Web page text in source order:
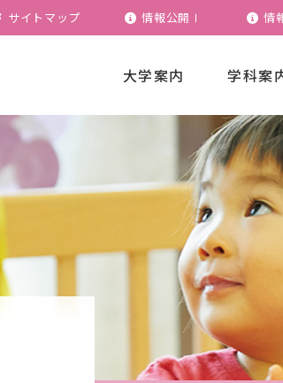
大学案内 学科案
サイトマップ 情報公開Ⅰ 情